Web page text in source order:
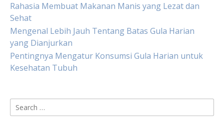
Rahasia Membuat Makanan Manis yang Lezat dan
Sehat
Mengenal Lebih Jauh Tentang Batas Gula Harian
yang Dianjurkan
Pentingnya Mengatur Konsumsi Gula Harian untuk
Kesehatan Tubuh
Search
for: